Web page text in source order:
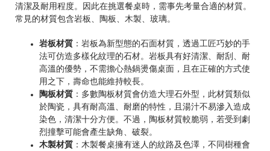
清潔及耐用程度。因此在挑選餐桌時，需事先考量合適的材質。
常見的材質包含岩板、陶板、木製、玻璃。
岩板材質 ：岩板為新型態的石面材質，透過工匠巧妙的手
法可仿造多樣化紋理的石材。岩板具有好清潔、耐刮、耐
高溫的優勢，不需擔心熱鍋燙傷桌面，且在正確的方式使
用之下，壽命也能維持較長。
陶板材質 ：多數陶板材質會仿造大理石外型，此材質類似
於陶瓷，具有耐高溫、耐磨的特性，且湯汁不易滲入造成
染色，清潔十分方便。不過，陶板材質較脆弱，若受到劇
烈撞擊可能會產生缺角、破裂。
木製材質 ：木製餐桌擁有迷人的紋路及色澤，不同樹種會